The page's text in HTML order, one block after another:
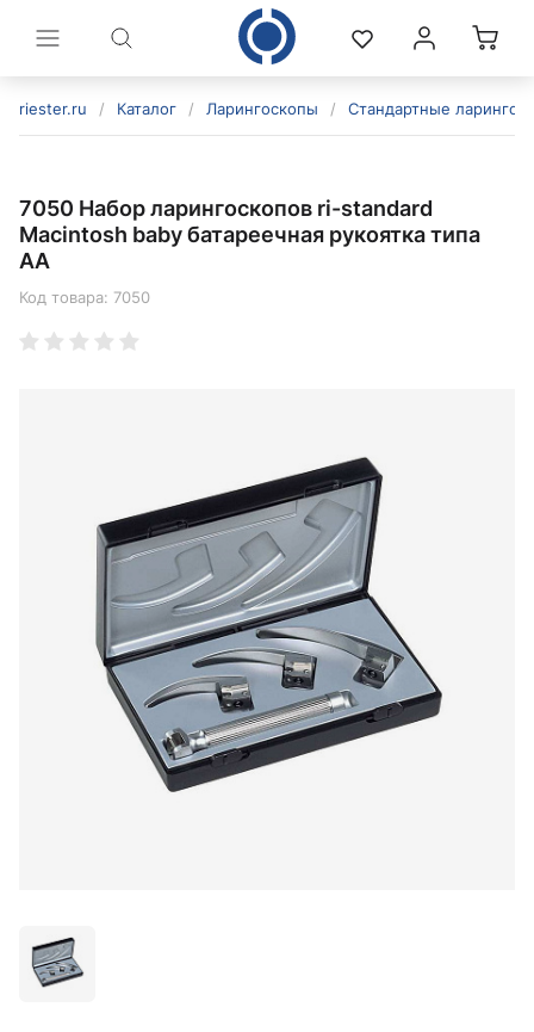
riester.ru / Каталог / Ларингоскопы / Стандартные
7050 Набор ларингоскопов ri-standard
Macintosh baby батареечная рукоятка типа
AA
Код товара: 7050